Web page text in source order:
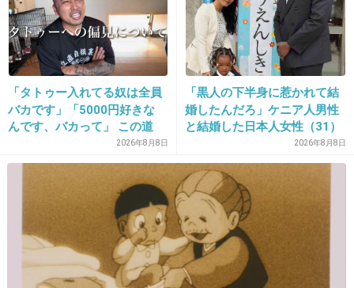
TOKIOの身体能力の高さとお笑いのセンスには
脱帽する
ジャニーズを越えたファンが多いのも納得だわ
+78 -1
松岡（３８）「１７年前の決着つけようぜ！」
国分（４１）「電車が近づいてくる時の緊張感
ったらほかでは味わえないほどすごいんです
「タトゥー入れてる奴は全員
バカです」「5000円好きな
んです、バカって」 この道
23年の彫り師YouTuberの動
画が話題
2026年8月8日
「黒人の下半身に惹かれて結
婚したんだろ」ケニア人男性
と結婚した日本人女性（31）
に“誹謗中傷”殺到…本人が語
る、日本で感じる“外国人差
別”のリアル
2026年8月8日